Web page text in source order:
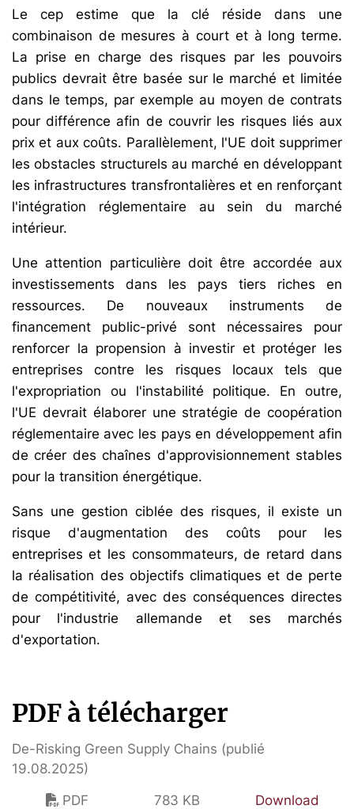
Le cep estime que la clé réside dans une
combinaison de mesures à court et à long terme.
La prise en charge des risques par les pouvoirs
publics devrait être basée sur le marché et limitée
dans le temps, par exemple au moyen de contrats
pour différence afin de couvrir les risques liés aux
prix et aux coûts. Parallèlement, l'UE doit supprimer
les obstacles structurels au marché en développant
les infrastructures transfrontalières et en renforçant
l'intégration réglementaire au sein du marché
intérieur.
Une attention particulière doit être accordée aux
investissements dans les pays tiers riches en
ressources. De nouveaux instruments de
financement public-privé sont nécessaires pour
renforcer la propension à investir et protéger les
entreprises contre les risques locaux tels que
l'expropriation ou l'instabilité politique. En outre,
l'UE devrait élaborer une stratégie de coopération
réglementaire avec les pays en développement afin
de créer des chaînes d'approvisionnement stables
pour la transition énergétique.
Sans une gestion ciblée des risques, il existe un
risque d'augmentation des coûts pour les
entreprises et les consommateurs, de retard dans
la réalisation des objectifs climatiques et de perte
de compétitivité, avec des conséquences directes
pour l'industrie allemande et ses marchés
d'exportation.
PDF à télécharger
De-Risking Green Supply Chains (publié
19.08.2025)
PDF
783 KB Download